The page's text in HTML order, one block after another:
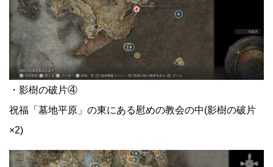
・影樹の破片④
祝福「墓地平原」の東にある慰めの教会の中(影樹の破片
×2)